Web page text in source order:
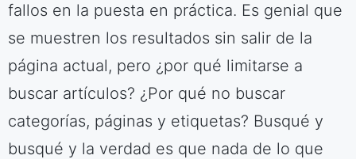
fallos en la puesta en práctica. Es genial que
se muestren los resultados sin salir de la
página actual, pero ¿por qué limitarse a
buscar artículos? ¿Por qué no buscar
categorías, páginas y etiquetas? Busqué y
busqué y la verdad es que nada de lo que